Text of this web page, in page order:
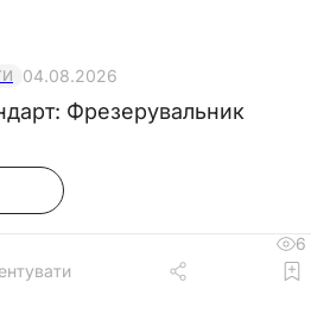
04.08.2026
Фрезерувальник
6